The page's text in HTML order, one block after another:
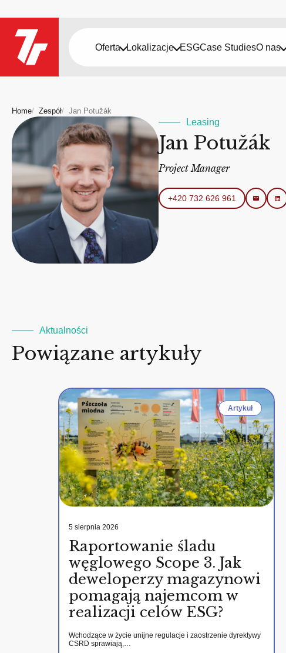
Oferta Lokalizacje ESGCase StudiesO nas
Home Zespół Jan Potužák
Leasing
Jan Potužák
Project Manager
+420 732 626 961
Aktualności
Powiązane artykuły
Artykuł
5 sierpnia 2026
Raportowanie śladu
węglowego Scope 3. Jak
deweloperzy magazynowi
pomagają najemcom w
realizacji celów ESG?
Wchodzące w życie unijne regulacje i zaostrzenie dyrektywy
CSRD sprawiają,…